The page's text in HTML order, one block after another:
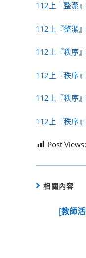
112上『整潔
112上『整潔
112上『秩序
112上『秩序
112上『秩序
112上『秩序
Post Views:
相關內容
[教師